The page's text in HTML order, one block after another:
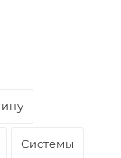
Системы